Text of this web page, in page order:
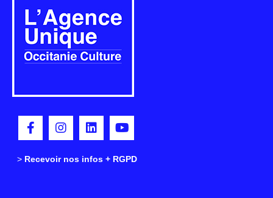
> Recevoir nos infos + RGPD